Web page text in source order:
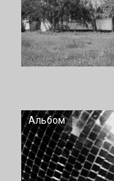
Альбом